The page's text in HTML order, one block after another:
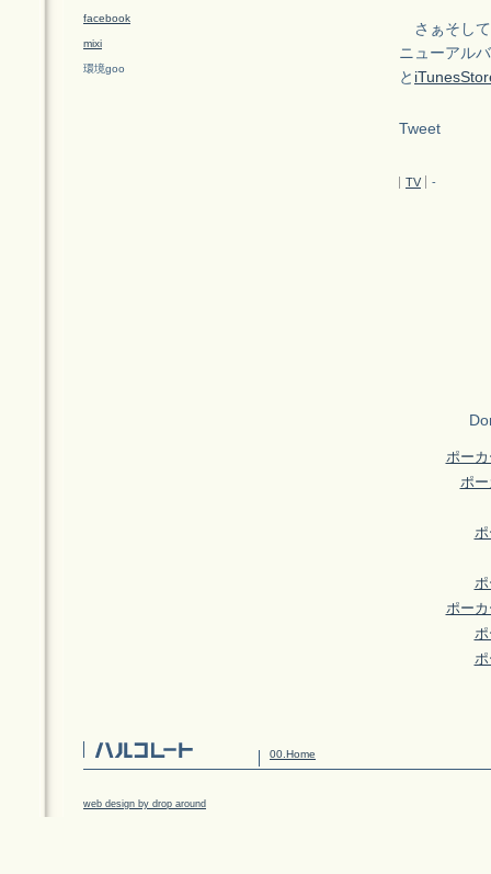
さぁそして
ニューアル
と
Tweet
TV -
facebook
mixi
環境goo
ポー
ポ
ポー
00.Home
web design by drop around